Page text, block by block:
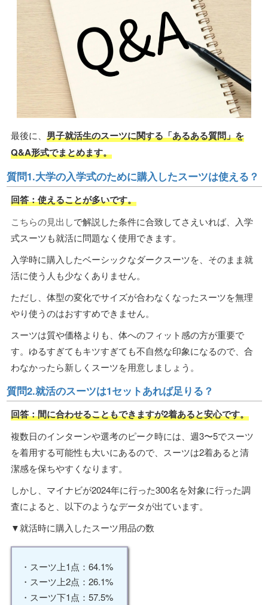
最後に、 男子就活生のスーツに関する「あるある質問」を
Q&A形式でまとめます。
質問1.大学の入学式のために購入したスーツは使える？
回答：使えることが多いです。
こちらの見出しで解説した条件に合致してさえいれば、入学
式スーツも就活に問題なく使用できます。
入学時に購入したベーシックなダークスーツを、そのまま就
活に使う人も少なくありません。
ただし、体型の変化でサイズが合わなくなったスーツを無理
やり使うのはおすすめできません。
スーツは質や価格よりも、体へのフィット感の方が重要で
す。ゆるすぎてもキツすぎても不自然な印象になるので、合
わなかったら新しくスーツを用意しましょう。
質問2.就活のスーツは1セットあれば足りる？
回答：間に合わせることもできますが2着あると安心です。
複数日のインターンや選考のピーク時には、週3〜5でスーツ
を着用する可能性も大いにあるので、スーツは2着あると清
潔感を保ちやすくなります。
しかし、マイナビが2024年に行った300名を対象に行った調
査によると、以下のようなデータが出ています。
▼就活時に購入したスーツ用品の数
・スーツ上1点：64.1%
・スーツ上2点：26.1%
・スーツ下1点：57.5%